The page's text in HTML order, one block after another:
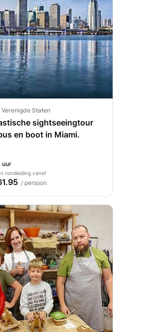
Verenigde Staten
sightseeingtour
en boot in Miami.
uur
rondleiding vanaf
/ persoon